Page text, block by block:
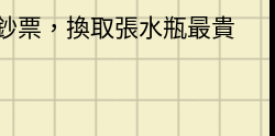
票，換取張水瓶最貴